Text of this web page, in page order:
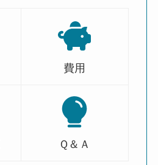
費用
Ｑ＆Ａ